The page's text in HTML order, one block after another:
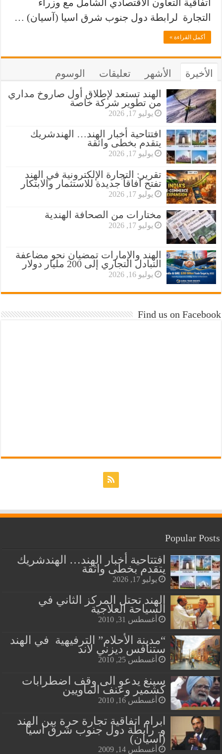
اتفاقية التعاون الاقتصادي الشامل مع وزراء
التجارة لرابطة دول جنوب شرق اسيا (آسيان) …
أكمل القراءة »
الأخيرة الأشهر تعليقات
الوسوم
الهند تستعد لإطلاق أول صاروخ مداري
من تطوير شركة خاصة
يوليو 17, 2026
افتتاحية أخبار الهند… الهندشريك
يتقدم بخطى واثقة
يوليو 17, 2026
تقرير: التجارة الإلكترونية في الهند
تفتح آفاقاً جديدة للاستثمار والابتكار
يوليو 17, 2026
مختارات من الصحافة الهندية
يوليو 17, 2026
الهند والإمارات تمضيان نحو مضاعفة
التبادل التجاري إلى 200 مليار دولار
يوليو 16, 2026
Find us on Facebook
Popular Posts
افتتاحية أخبار الهند… الهندشريك
يتقدم بخطى واثقة
يوليو 17, 2026
الهند تحتل المركز الثاني في
السياحة العلاجية
أغسطس 31, 2010
“مدينة الأحلام” الترفيهية في الهند
ستنافس ديزني لاند
أغسطس 25, 2010
سينغ يدعو الى وقف اضطرابات
كشمير وعنف الماويين
أغسطس 16, 2010
ابرام اتفاقية تجارة حرة بين الهند
و رابطة دول جنوب شرق اسيا
(آسيان)
أغسطس 14, 2009